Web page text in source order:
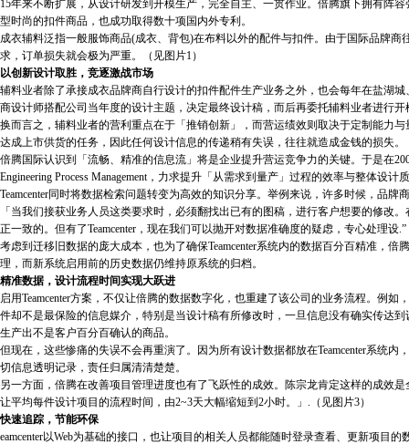
15年来不断扩展，从设计研发到开模生产，完全自主、一贯作业。倍腾旗下拥有阵
型时尚的扣件商品，也成功取得数十项国内外专利。
成衣辅料泛指一般服饰商品(成衣、背包)在布料以外的配件与扣件。由于国际品牌
求，订单损失就会极为严重。（见图片1）
以创新设计取胜，竞逐激战市场
辅料业者除了承接成衣品牌商自行设计的扣件配件生产业务之外，也会每年在盐湖
商设计师搭配公司当年度的设计主题，决定最终设计稿，而后再委托辅料业者进行
换而言之，辅料业者的营利重点在于「推销创新」，而营运绩效则取决于定制能力
达成上市供货的任务，因此任何设计信息的传递稍有失误，往往就造成金钱的损失。
倍腾国际认识到「流畅、精准的信息流」将是企业提升营运竞争力的关键。于是在
Engineering Process Management，力求提升「从需求到量产」过程的效率与整体设计
Teamcenter同时将数据检索问题转变为高效的知识分享。举例来说，许多时候，品
「当我们接获业务人员这类要求时，必须翻找出已有的图稿，进行客户想要的修改
正一致的。但有了Teamcenter，现在我们可以抛开对数据准确度的疑虑，专心处理设.”
考虑到迁移旧数据的庞大成本，也为了确保Teamcenter系统内的数据百分百精准，
理，而新系统启用前的历史数据仍维持原系统的归档。
精准数据，设计流程时间实现大跃进
启用Teamcenter方案，不仅让倍腾的数据数字化，也重建了该公司的业务流程。例
件却不是最保险的信息媒介，特别是当设计稿有所修改时，一旦信息没有确实传达
生产出不是客户百分百确认的商品。
但现在，这些惨痛的失误不会再重演了。因为所有设计数据都放在Teamcenter系统
切信息透明记录，责任归属清清楚楚。
另一方面，倍腾在改善项目管理进度也有了飞跃性的成效。陈宗龙肯定这样的成效
让平均每件设计项目的流程时间，由2~3天大幅缩短到2小时。」.（见图片3）
快速追踪，节能环保
eamcenter以Web为基础的接口，也让项目的相关人员都能随时登录查看、更新项目